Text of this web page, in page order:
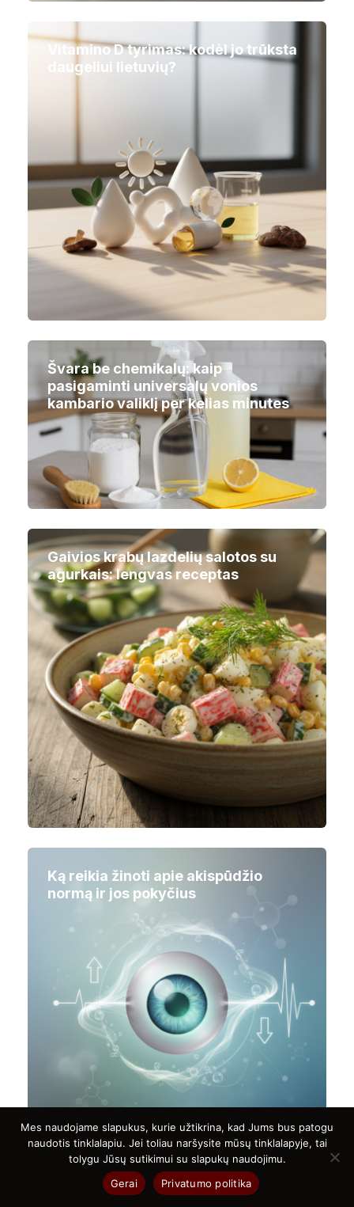
Vitamino D tyrimas: kodėl jo trūksta
daugeliui lietuvių?
Švara be chemikalų: kaip
pasigaminti universalų vonios
kambario valiklį per kelias minutes
Gaivios krabų lazdelių salotos su
agurkais: lengvas receptas
Ką reikia žinoti apie akispūdžio
normą ir jos pokyčius
Mes naudojame slapukus, kurie užtikrina, kad Jums bus patogu
naudotis tinklalapiu. Jei toliau naršysite mūsų tinklalapyje, tai
tolygu Jūsų sutikimui su slapukų naudojimu.
Gerai
Privatumo politika